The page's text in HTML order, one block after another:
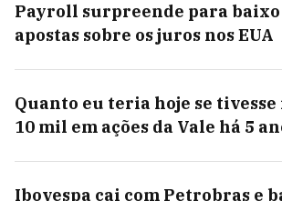
Payroll surpreende para baixo
apostas sobre os juros nos EUA
Quanto eu teria hoje se
10 mil em ações da Vale há 5
Ibovespa cai com Petrobras e